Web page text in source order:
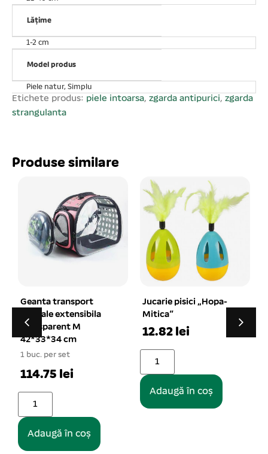
Lățime
1-2 cm
Model produs
Piele natur, Simplu
Etichete produs: piele intoarsa, zgarda antipurici, zgarda
strangulanta
Produse similare
Jucarie pisici „Hopa-
Mitica”
12.82 lei
Adaugă în coș
Lesa chinga cu maner
captusit 1,5/120 cm
1 buc. per set
12.79 lei
Adaugă în coș